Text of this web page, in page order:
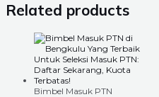
Related products
Bimbel Masuk PTN